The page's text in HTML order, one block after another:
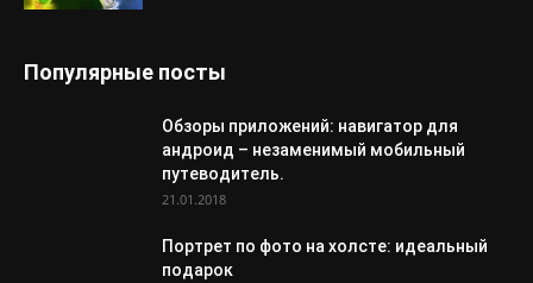
Популярные посты
Обзоры приложений: навигатор для
андроид – незаменимый мобильный
путеводитель.
21.01.2018
Портрет по фото на холсте: идеальный
подарок